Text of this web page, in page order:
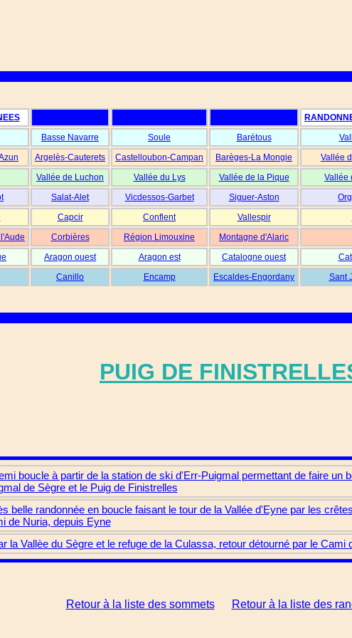
Basse Navarre Soule Barétous
Argelès-Cauterets Castelloubon-Campan Barèges-La Mongie Vallée
Vallée de Luchon Vallée du Lys Vallée de la Pique Vallée
Salat-Alet Vicdessos-Garbet Siguer-Aston
Capcir Conflent Vallespir
Corbières Région Limouxine
Montagne d'Alaric
Aragon ouest Aragon est Catalogne ouest
Canillo Encamp Escaldes-Engordany Sant
PUIG DE
boucle à partir de la station de ski d'Err-Puigmal permettant de faire un
de Sègre et le Puig de Finistrelles
belle randonnée en boucle faisant le tour de la Vallée d'Eyne par les
de Nuria, depuis Eyne
la Vallèe du Sègre et le refuge de la Culassa, retour détourné par le Cami
Retour à la liste des sommets Retour à la liste des